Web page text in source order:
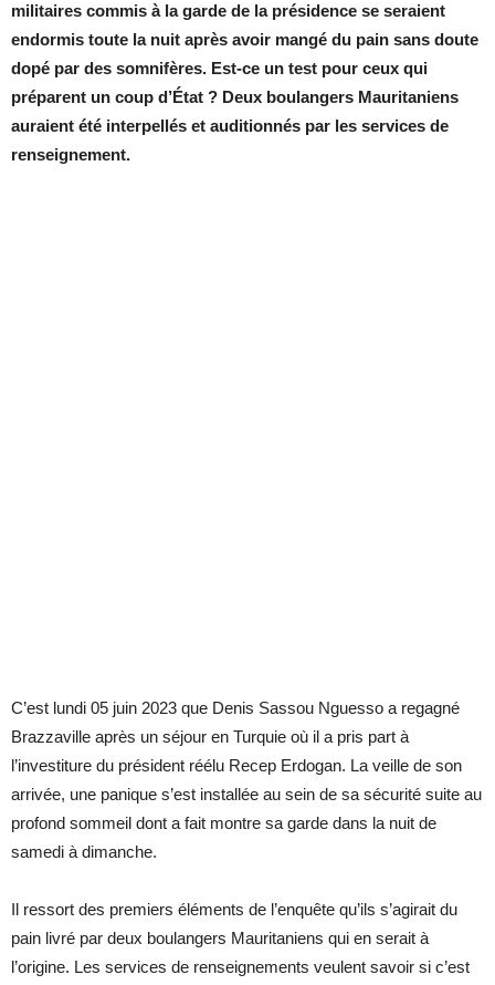
militaires commis à la garde de la présidence se seraient
endormis toute la nuit après avoir mangé du pain sans doute
dopé par des somnifères. Est-ce un test pour ceux qui
préparent un coup d’État ? Deux boulangers Mauritaniens
auraient été interpellés et auditionnés par les services de
renseignement.
C’est lundi 05 juin 2023 que Denis Sassou Nguesso a regagné
Brazzaville après un séjour en Turquie où il a pris part à
l’investiture du président réélu Recep Erdogan. La veille de son
arrivée, une panique s’est installée au sein de sa sécurité suite au
profond sommeil dont a fait montre sa garde dans la nuit de
samedi à dimanche.
Il ressort des premiers éléments de l’enquête qu’ils s’agirait du
pain livré par deux boulangers Mauritaniens qui en serait à
l’origine. Les services de renseignements veulent savoir si c’est